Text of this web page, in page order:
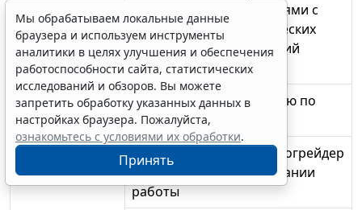
специальными жидкостями с
соблюдением экологических
требований и требований
безопасности
Заполнять документацию по
выдаче нефтепродуктов
Принимать/сдавать автогрейдер
в начале или при окончании
работы
Мы обрабатываем локальные данные
браузера и используем инструменты
аналитики в целях улучшения и обеспечения
работоспособности сайта, статистических
исследований и обзоров. Вы можете
запретить обработку указанных данных в
настройках браузера. Пожалуйста,
ознакомьтесь с условиями их обработки.
Принять